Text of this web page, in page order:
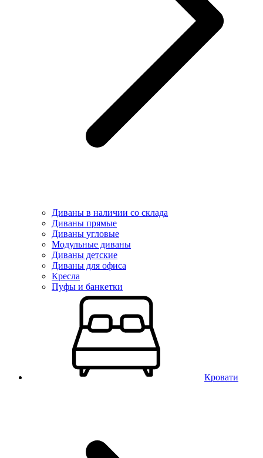
Диваны в наличии со склада
Диваны прямые
Диваны угловые
Модульные диваны
Диваны детские
Диваны для офиса
Кресла
Пуфы и банкетки
Кровати